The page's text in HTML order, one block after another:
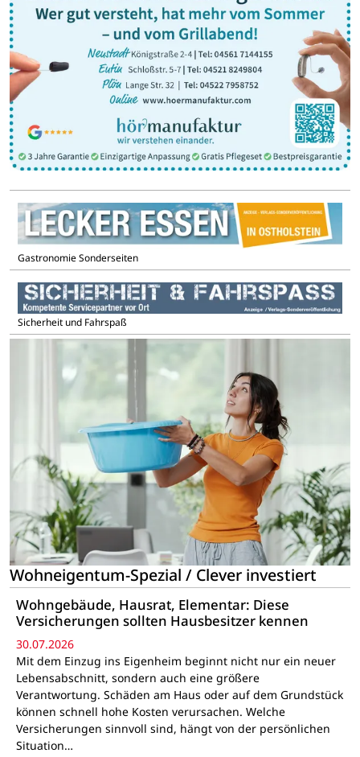
Gastronomie Sonderseiten
Sicherheit und Fahrspaß
Wohneigentum-Spezial / Clever investiert
Wohngebäude, Hausrat, Elementar: Diese
Versicherungen sollten Hausbesitzer kennen
30.07.2026
Mit dem Einzug ins Eigenheim beginnt nicht nur ein neuer
Lebensabschnitt, sondern auch eine größere
Verantwortung. Schäden am Haus oder auf dem Grundstück
können schnell hohe Kosten verursachen. Welche
Versicherungen sinnvoll sind, hängt von der persönlichen
Situation…